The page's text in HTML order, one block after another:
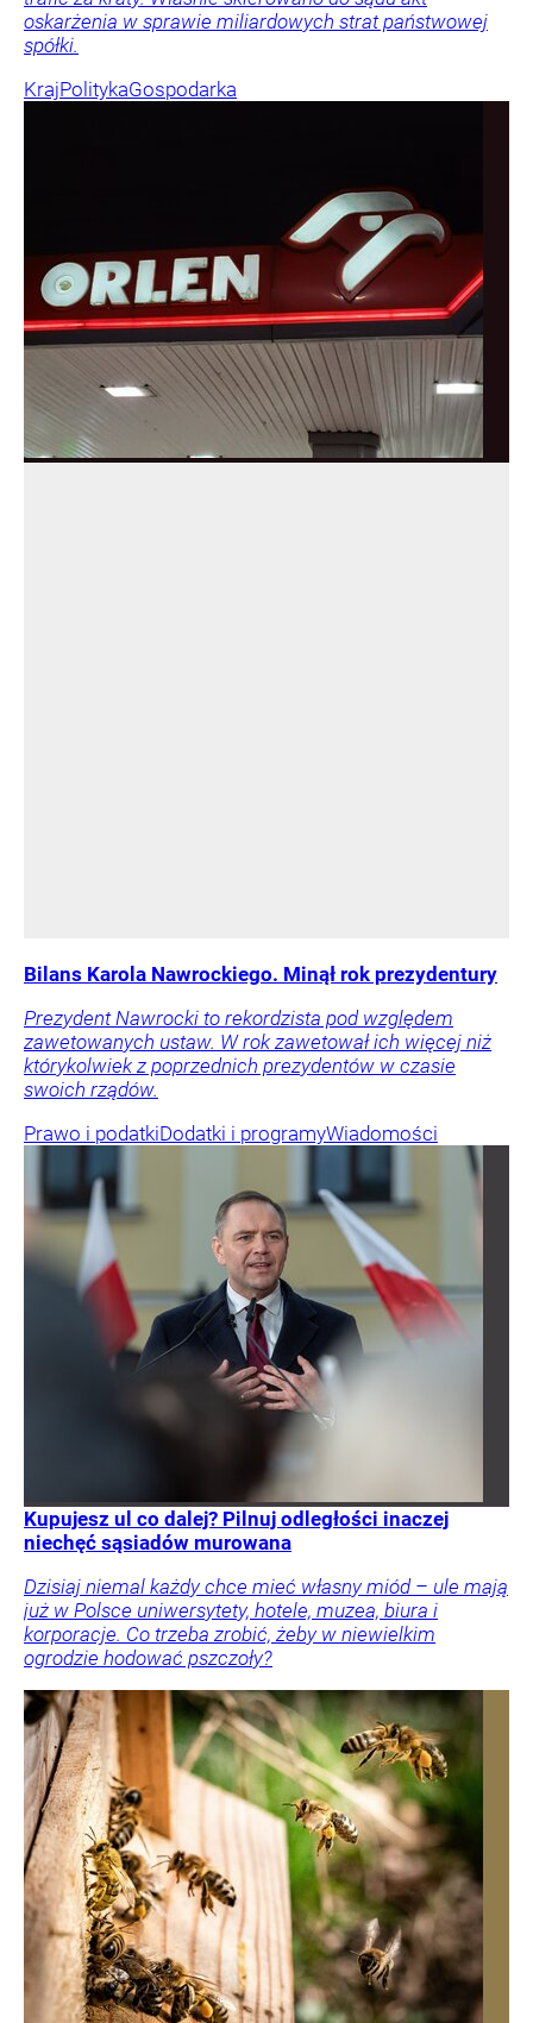
oskarżenia w sprawie miliardowych strat państwowej
spółki.
KrajPolitykaGospodarka
Bilans Karola Nawrockiego. Minął rok prezydentury
Prezydent Nawrocki to rekordzista pod względem
zawetowanych ustaw. W rok zawetował ich więcej niż
którykolwiek z poprzednich prezydentów w czasie
swoich rządów.
Prawo i podatkiDodatki i programyWiadomości
Kupujesz ul co dalej? Pilnuj odległości inaczej
niechęć sąsiadów murowana
Dzisiaj niemal każdy chce mieć własny miód – ule mają
już w Polsce uniwersytety, hotele, muzea, biura i
korporacje. Co trzeba zrobić, żeby w niewielkim
ogrodzie hodować pszczoły?